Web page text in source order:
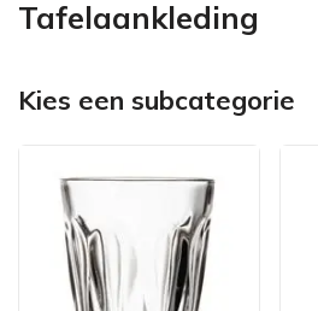
Tafelaankleding
Kies een subcategorie